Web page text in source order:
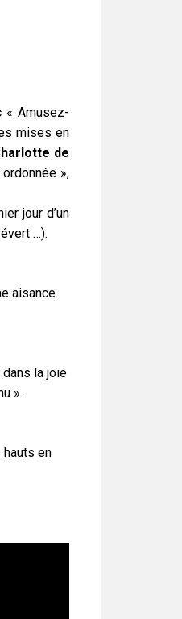
« Amusez-
mises en
de
»,
jour d’un
…).
aisance
la joie
».
hauts en